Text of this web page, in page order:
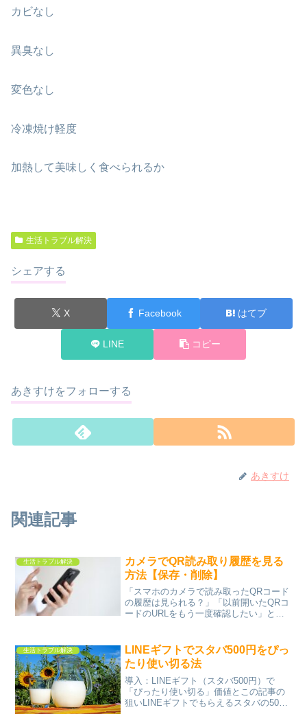
カビなし
異臭なし
変色なし
冷凍焼け軽度
加熱して美味しく食べられるか
生活トラブル解決
シェアする
X Facebook はてブ
LINE コピー
あきすけをフォローする
あきすけ
関連記事
生活トラブル解決
カメラでQR読み取り履歴を見る
方法【保存・削除】
「スマホのカメラで読み取ったQRコード
の履歴は見られる？」「以前開いたQRコ
ードのURLをもう一度確認したい」と疑
QRコードの読み取り履歴を一覧表示する
機能...
生活トラブル解決
LINEギフトでスタバ500円をぴっ
たり使い切る法
導入：LINEギフト（スタバ500円）で
「ぴったり使い切る」価値とこの記事の
狙いLINEギフトでもらえるスタバの500